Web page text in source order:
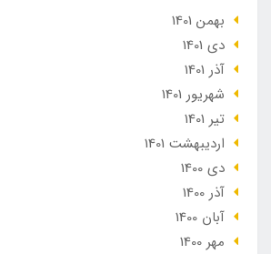
بهمن 1401
دی 1401
آذر 1401
شهریور 1401
تير 1401
ارديبهشت 1401
دی 1400
آذر 1400
آبان 1400
مهر 1400